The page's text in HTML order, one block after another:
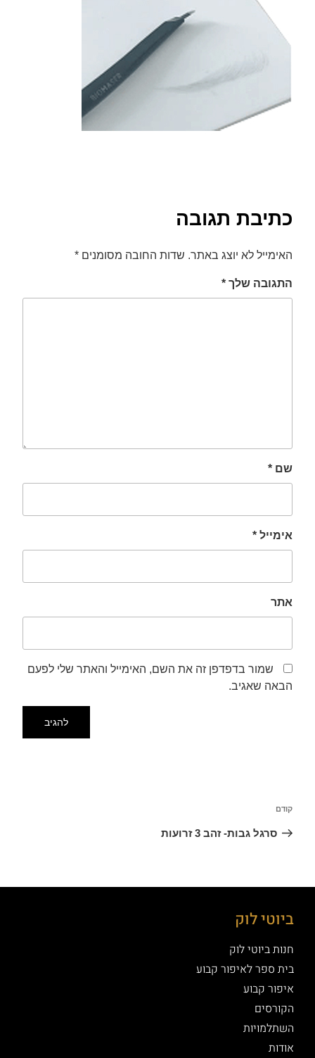
סמן קישורים
לאפס
כתיבת תגובה
האימייל לא יוצג באתר. שדות החובה מסומנים *
התגובה שלך *
שם *
אימייל *
אתר
שמור בדפדפן זה את השם, האימייל והאתר שלי לפעם
הבאה שאגיב.
קודם
סרגל גבות- זהב 3 זרועות
ביוטי לוק
חנות ביוטי לוק
בית ספר לאיפור קבוע
איפור קבוע
הקורסים
השתלמויות
אודות